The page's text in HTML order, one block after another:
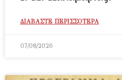
ΔΙΑΒΑΣΤΕ ΠΕΡΙΣΣΟΤΕΡΑ
07/08/2026